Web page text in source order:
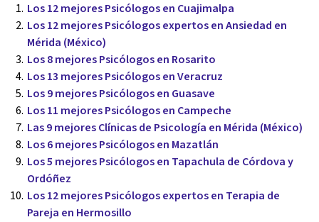
Los 12 mejores Psicólogos en Cuajimalpa
Los 12 mejores Psicólogos expertos en Ansiedad en
Mérida (México)
Los 8 mejores Psicólogos en Rosarito
Los 13 mejores Psicólogos en Veracruz
Los 9 mejores Psicólogos en Guasave
Los 11 mejores Psicólogos en Campeche
Las 9 mejores Clínicas de Psicología en Mérida (México)
Los 6 mejores Psicólogos en Mazatlán
Los 5 mejores Psicólogos en Tapachula de Córdova y
Ordóñez
Los 12 mejores Psicólogos expertos en Terapia de
Pareja en Hermosillo